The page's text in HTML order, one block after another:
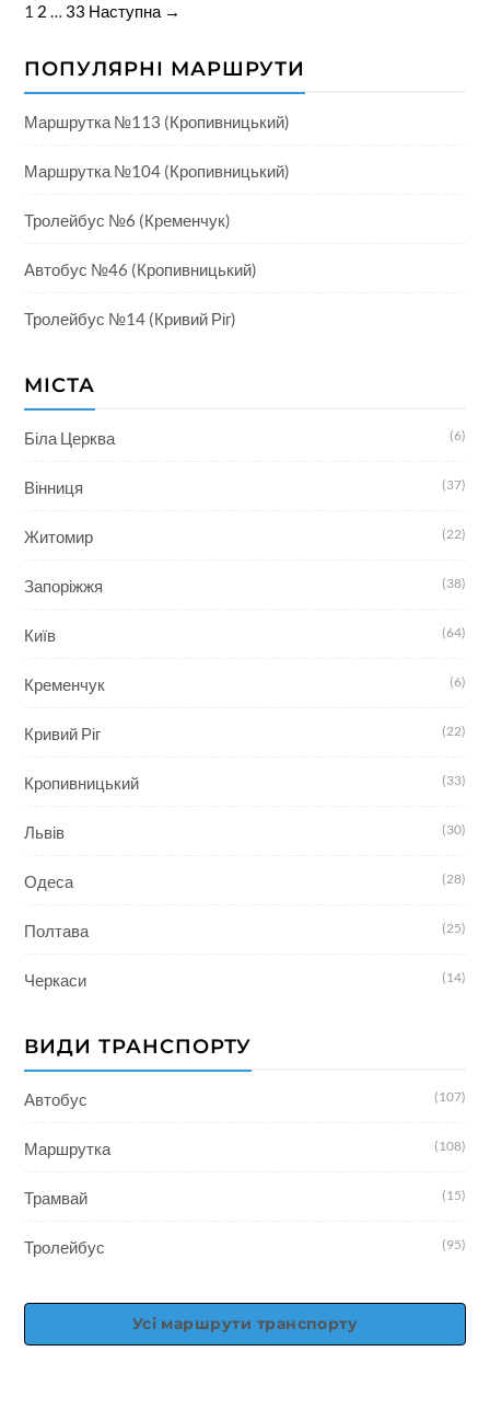
1 2 … 33 Наступна →
ПОПУЛЯРНІ МАРШРУТИ
Маршрутка №113 (Кропивницький)
Маршрутка №104 (Кропивницький)
Тролейбус №6 (Кременчук)
Автобус №46 (Кропивницький)
Тролейбус №14 (Кривий Ріг)
МІСТА
Біла Церква (6)
Вінниця (37)
Житомир (22)
Запоріжжя (38)
Київ (64)
Кременчук (6)
Кривий Ріг (22)
Кропивницький (33)
Львів (30)
Одеса (28)
Полтава (25)
Черкаси (14)
ВИДИ ТРАНСПОРТУ
Автобус (107)
Маршрутка (108)
Трамвай (15)
Тролейбус (95)
Усі маршрути транспорту